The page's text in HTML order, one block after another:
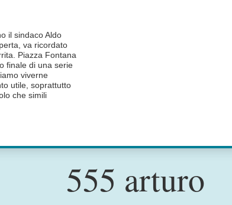
il sindaco Aldo
va ricordato
Piazza Fontana
finale di una serie
viverne
utile, soprattutto
che simili
555 arturo